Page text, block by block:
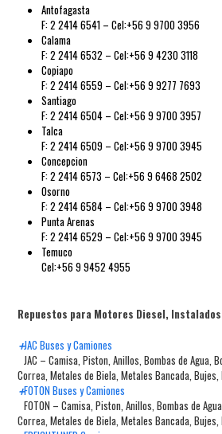
Antofagasta
F: 2 2414 6541 – Cel:+56 9 9700 3956
Calama
F: 2 2414 6532 – Cel:+56 9 4230 3118
Copiapo
F: 2 2414 6559 – Cel:+56 9 9277 7693
Santiago
F: 2 2414 6504 – Cel:+56 9 9700 3957
Talca
F: 2 2414 6509 – Cel:+56 9 9700 3945
Concepcion
F: 2 2414 6573 – Cel:+56 9 6468 2502
Osorno
F: 2 2414 6584 – Cel:+56 9 9700 3948
Punta Arenas
F: 2 2414 6529 – Cel:+56 9 9700 3945
Temuco
Cel:+56 9 9452 4955
Repuestos para Motores Diesel, Instalados
+JAC Buses y Camiones
JAC – Camisa, Piston, Anillos, Bombas de Agua,
Correa, Metales de Biela, Metales Bancada, Bujes,
+FOTON Buses y Camiones
FOTON – Camisa, Piston, Anillos, Bombas de
Correa, Metales de Biela, Metales Bancada, Bujes,